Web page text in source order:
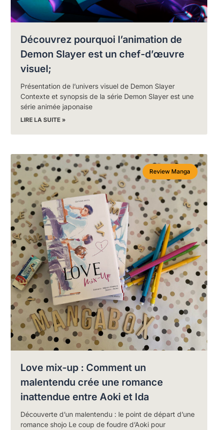
Découvrez pourquoi l’animation de
Demon Slayer est un chef-d’œuvre
visuel;
Présentation de l’univers visuel de Demon Slayer
Contexte et synopsis de la série Demon Slayer est une
série animée japonaise
LIRE LA SUITE »
Review Manga
Love mix-up : Comment un
malentendu crée une romance
inattendue entre Aoki et Ida
Découverte d’un malentendu : le point de départ d’une
romance shojo Le coup de foudre d’Aoki pour